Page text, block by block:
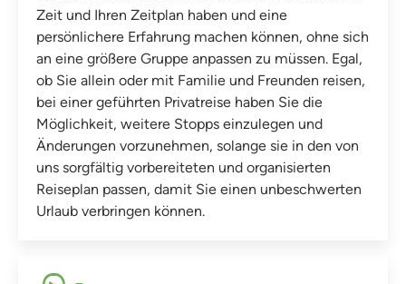
Zeit und Ihren Zeitplan haben und eine
persönlichere Erfahrung machen können, ohne sich
an eine größere Gruppe anpassen zu müssen. Egal,
ob Sie allein oder mit Familie und Freunden reisen,
bei einer geführten Privatreise haben Sie die
Möglichkeit, weitere Stopps einzulegen und
Änderungen vorzunehmen, solange sie in den von
uns sorgfältig vorbereiteten und organisierten
Reiseplan passen, damit Sie einen unbeschwerten
Urlaub verbringen können.